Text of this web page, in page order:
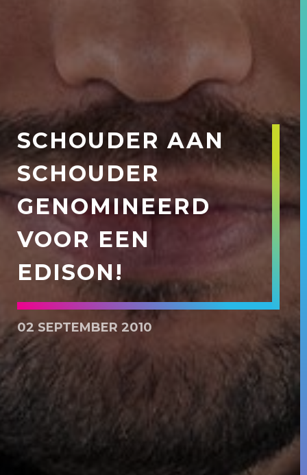
SCHOUDER AAN
SCHOUDER
GENOMINEERD
VOOR EEN
EDISON!
02 SEPTEMBER 2010